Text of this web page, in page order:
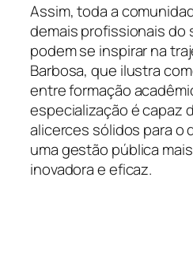
Assim, toda a
demais profissionais do
podem se inspirar na
Barbosa, que ilustra
entre formação
especialização é capaz
alicerces sólidos para o
uma gestão pública
inovadora e eficaz.